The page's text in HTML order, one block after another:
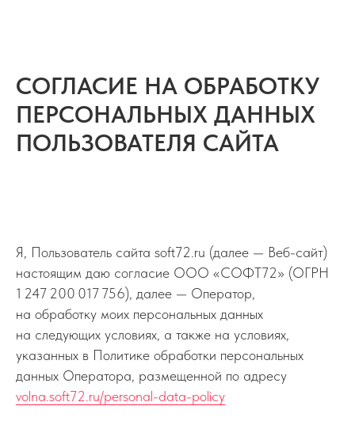
СОГЛАСИЕ НА ОБРАБОТКУ
ПЕРСОНАЛЬНЫХ ДАННЫХ
ПОЛЬЗОВАТЕЛЯ САЙТА
Я, Пользователь сайта soft72.ru (далее — Веб-сайт)
настоящим даю согласие ООО «СОФТ72» (ОГРН
1 247 200 017 756), далее — Оператор,
на обработку моих персональных данных
на следующих условиях, а также на условиях,
указанных в Политике обработки персональных
данных Оператора, размещенной по адресу
volna.soft72.ru/personal-data-policy